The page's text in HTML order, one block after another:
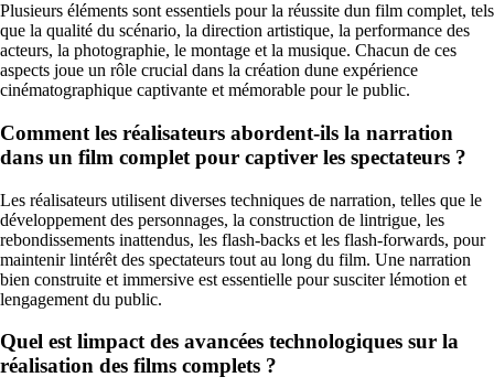
Plusieurs éléments sont essentiels pour la réussite dun film complet, tels
que la qualité du scénario, la direction artistique, la performance des
acteurs, la photographie, le montage et la musique. Chacun de ces
aspects joue un rôle crucial dans la création dune expérience
cinématographique captivante et mémorable pour le public.
Comment les réalisateurs abordent-ils la narration
dans un film complet pour captiver les spectateurs ?
Les réalisateurs utilisent diverses techniques de narration, telles que le
développement des personnages, la construction de lintrigue, les
rebondissements inattendus, les flash-backs et les flash-forwards, pour
maintenir lintérêt des spectateurs tout au long du film. Une narration
bien construite et immersive est essentielle pour susciter lémotion et
lengagement du public.
Quel est limpact des avancées technologiques sur la
réalisation des films complets ?